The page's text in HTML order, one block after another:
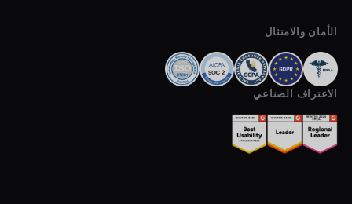
الأمان والامتثال
الاعتراف الصناعي